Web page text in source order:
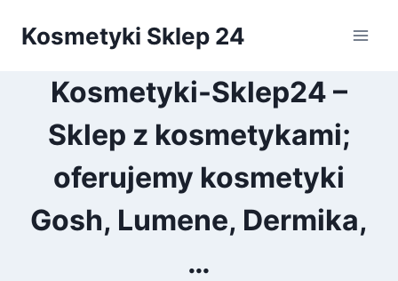
Kosmetyki Sklep 24
Kosmetyki-Sklep24 –
Sklep z kosmetykami;
oferujemy kosmetyki
Gosh, Lumene, Dermika,
…